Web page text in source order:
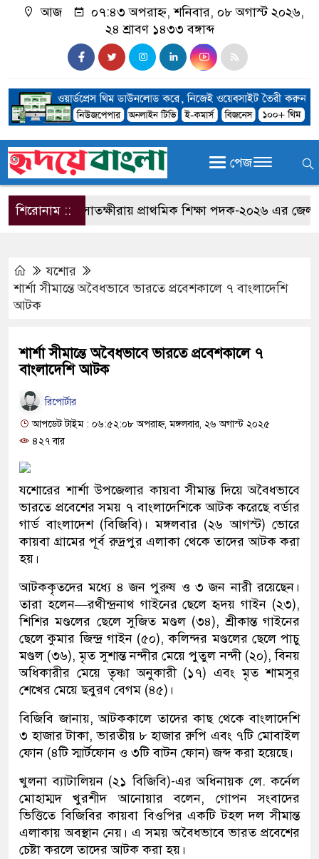
আজ
০৭:৪৩ অপরাহ্ন, শনিবার, ০৮ অগাস্ট ২০২৬,
২৪ শ্রাবণ ১৪৩৩ বঙ্গাব্দ
পেজ
শিরোনাম ::সাতক্ষীরায় প্রাথমিক শিক্ষা পদক-২০২৬ এর জেলা
যশোর
শার্শা সীমান্তে অবৈধভাবে ভারতে প্রবেশকালে ৭ বাংলাদেশি
আটক
শার্শা সীমান্তে অবৈধভাবে ভারতে প্রবেশকালে ৭
বাংলাদেশি আটক
রিপোর্টার
আপডেট টাইম : ০৬:৫২:০৮ অপরাহ্ন, মঙ্গলবার, ২৬ অগাস্ট ২০২৫
৪২৭ বার
যশোরের শার্শা উপজেলার কায়বা সীমান্ত দিয়ে অবৈধভাবে
ভারতে প্রবেশের সময় ৭ বাংলাদেশিকে আটক করেছে বর্ডার
গার্ড বাংলাদেশ (বিজিবি)। মঙ্গলবার (২৬ আগস্ট) ভোরে
কায়বা গ্রামের পূর্ব রুদ্রপুর এলাকা থেকে তাদের আটক করা
হয়।
আটককৃতদের মধ্যে ৪ জন পুরুষ ও ৩ জন নারী রয়েছেন।
তারা হলেন—রথীন্দ্রনাথ গাইনের ছেলে হৃদয় গাইন (২৩),
শিশির মণ্ডলের ছেলে সুজিত মণ্ডল (৩৪), শ্রীকান্ত গাইনের
ছেলে কুমার জিন্দ্র গাইন (৫০), কলিন্দর মণ্ডলের ছেলে পাচু
মণ্ডল (৩৬), মৃত সুশান্ত নন্দীর মেয়ে পুতুল নন্দী (২০), বিনয়
অধিকারীর মেয়ে তৃষ্ণা অনুকারী (১৭) এবং মৃত শামসুর
শেখের মেয়ে ছবুরণ বেগম (৪৫)।
বিজিবি জানায়, আটককালে তাদের কাছ থেকে বাংলাদেশি
৩ হাজার টাকা, ভারতীয় ৮ হাজার রুপি এবং ৭টি মোবাইল
ফোন (৪টি স্মার্টফোন ও ৩টি বাটন ফোন) জব্দ করা হয়েছে।
খুলনা ব্যাটালিয়ন (২১ বিজিবি)-এর অধিনায়ক লে. কর্নেল
মোহাম্মদ খুরশীদ আনোয়ার বলেন, গোপন সংবাদের
ভিত্তিতে বিজিবির কায়বা বিওপির একটি টহল দল সীমান্ত
এলাকায় অবস্থান নেয়। এ সময় অবৈধভাবে ভারত প্রবেশের
চেষ্টা করলে তাদের আটক করা হয়।